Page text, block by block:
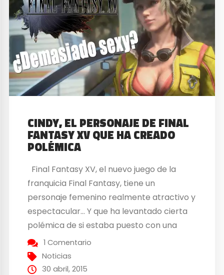
CINDY, EL PERSONAJE DE FINAL
FANTASY XV QUE HA CREADO
POLÉMICA
Final Fantasy XV, el nuevo juego de la
franquicia Final Fantasy, tiene un
personaje femenino realmente atractivo y
espectacular… Y que ha levantado cierta
polémica de si estaba puesto con una
finalidad en el juego, o si por el contrario,
era simplemente un reclamo sexual. El
nombre del personaje es Cindy y toma el
1 Comentario
Noticias
30 abril, 2015